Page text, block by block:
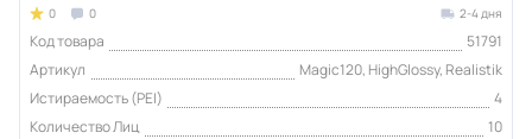
0 0 2-4 дня
Код товара
51791
Артикул
Magic120, HighGlossy, Realistik
Истираемость (PEI)
4
Количество Лиц
10